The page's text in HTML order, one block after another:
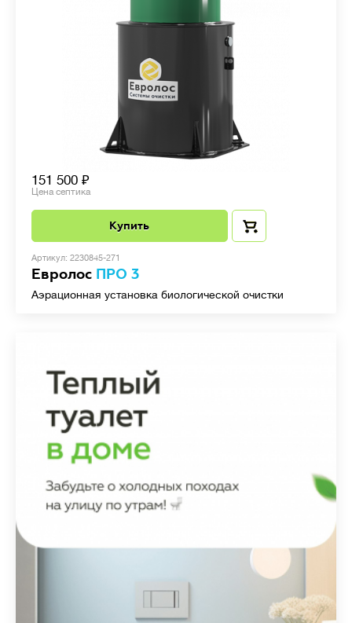
151 500
Цена септика
Купить
Артикул: 2230845-271
Евролос ПРО 3
Аэрационная установка биологической очистки